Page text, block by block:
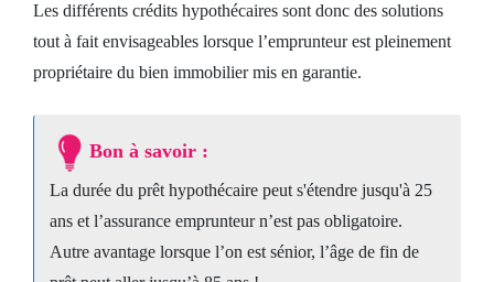
Les différents crédits hypothécaires sont donc des solutions
tout à fait envisageables lorsque l’emprunteur est pleinement
propriétaire du bien immobilier mis en garantie.
Bon à savoir :
La durée du prêt hypothécaire peut s'étendre jusqu'à 25
ans et l’assurance emprunteur n’est pas obligatoire.
Autre avantage lorsque l’on est sénior, l’âge de fin de